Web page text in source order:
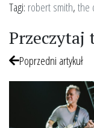
Tagi: robert smith,the
Przeczytaj
Poprzedni artykuł